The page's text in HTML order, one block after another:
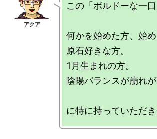
この「ボルドーな一
何かを始めた方、始
原石好きな方。
1月生まれの方。
陰陽バランスが崩れが